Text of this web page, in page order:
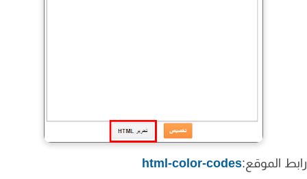
الموقع:html-color-codes